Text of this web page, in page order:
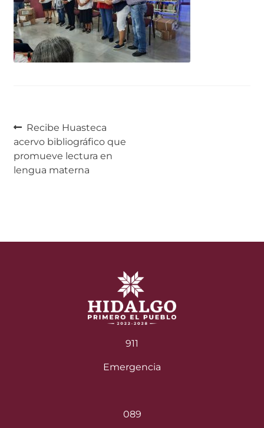
Navegación
de
entradas
Anterior:
Recibe Huasteca
acervo bibliográfico que
promueve lectura en
lengua materna
911
Emergencia
089